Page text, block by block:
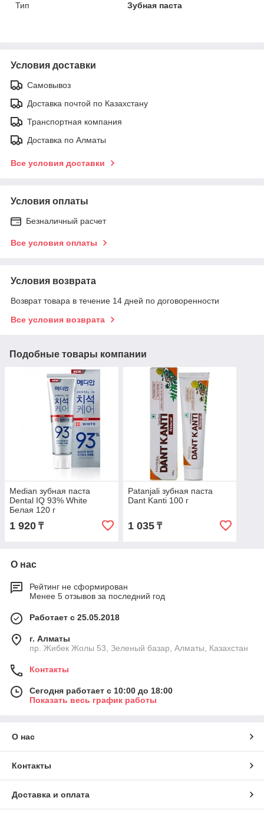
Тип
Зубная паста
Условия доставки
Самовывоз
Доставка почтой по Казахстану
Транспортная компания
Доставка по Алматы
Все условия доставки
Условия оплаты
Безналичный расчет
Все условия оплаты
Условия возврата
Возврат товара в течение 14 дней по договоренности
Все условия возврата
Подобные товары компании
Median зубная паста
Dental IQ 93% White
Белая 120 г
1 920 ₸
Patanjali зубная паста
Dant Kanti 100 г
1 035₸
О нас
Рейтинг не сформирован
Менее 5 отзывов за последний год
Работает с 25.05.2018
г. Алматы
пр. Жибек Жолы 53, Зеленый базар, Алматы, Казахстан
Контакты
Сегодня работает с 10:00 до 18:00
Показать весь график работы
О нас
Контакты
Доставка и оплата